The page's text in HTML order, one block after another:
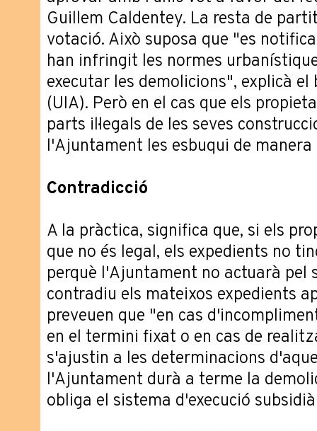
Guillem Caldentey. La resta de
votació. Això suposa que "es
han infringit les normes
executar les demolicions", explicà
(UIA). Però en el cas que els
parts il·legals de les seves
l'Ajuntament les esbuqui de
Contradicció
A la pràctica, significa que, si els
que no és legal, els expedients no
perquè l'Ajuntament no actuarà pel
contradiu els mateixos expedients
preveuen que "en cas
en el termini fixat o en cas de
s'ajustin a les determinacions
l'Ajuntament durà a terme la
obliga el sistema d'execució